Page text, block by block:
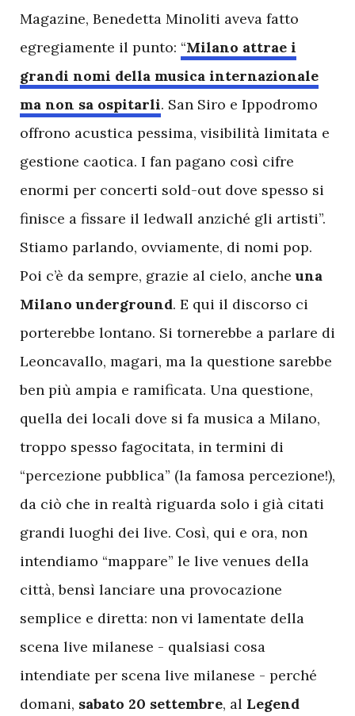
Magazine, Benedetta Minoliti aveva fatto
egregiamente il punto: “Milano attrae i
grandi nomi della musica internazionale
ma non sa ospitarli. San Siro e Ippodromo
offrono acustica pessima, visibilità limitata e
gestione caotica. I fan pagano così cifre
enormi per concerti sold-out dove spesso si
finisce a fissare il ledwall anziché gli artisti”.
Stiamo parlando, ovviamente, di nomi pop.
Poi c’è da sempre, grazie al cielo, ancheuna
Milano underground. E qui il discorso ci
porterebbe lontano. Si tornerebbe a parlare di
Leoncavallo, magari, ma la questione sarebbe
ben più ampia e ramificata. Una questione,
quella dei locali dove si fa musica a Milano,
troppo spesso fagocitata, in termini di
“percezione pubblica” (la famosa percezione!),
da ciò che in realtà riguarda solo i già citati
grandi luoghi dei live. Così, qui e ora, non
intendiamo “mappare” le live venues della
città, bensì lanciare una provocazione
semplice e diretta: non vi lamentate della
scena live milanese - qualsiasi cosa
intendiate per scena live milanese - perché
domani, sabato 20 settembre, al Legend